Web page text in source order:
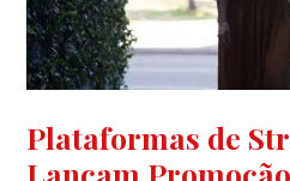
LANÇAMENTOS
DIGITAIS
Plataformas de